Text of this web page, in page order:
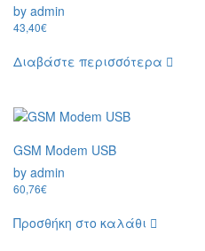
by admin
43,40€
Διαβάστε περισσότερα
GSM Modem USB
by admin
60,76€
Προσθήκη στο καλάθι